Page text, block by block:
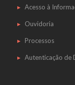
Acesso à
Ouvidoria
Processos
Autenticação de